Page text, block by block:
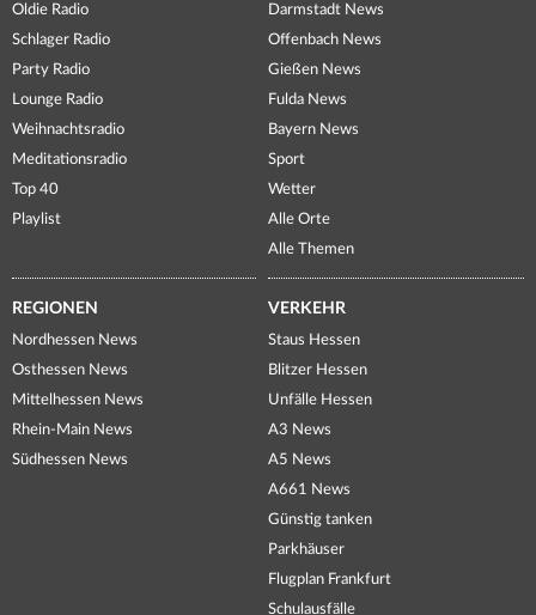
Oldie Radio
Schlager Radio
Party Radio
Lounge Radio
Weihnachtsradio
Meditationsradio
Top 40
Playlist
Darmstadt News
Offenbach News
Gießen News
Fulda News
Bayern News
Sport
Wetter
Alle Orte
Alle Themen
REGIONEN
Nordhessen News
Osthessen News
Mittelhessen News
Rhein-Main News
Südhessen News
VERKEHR
Staus Hessen
Blitzer Hessen
Unfälle Hessen
A3 News
A5 News
A661 News
Günstig tanken
Parkhäuser
Flugplan Frankfurt
Schulausfälle